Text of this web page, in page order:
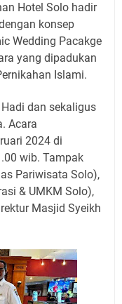
Hotel Solo hadir
konsep
Wedding Pacakge
yang dipadukan
Islami.
dan sekaligus
Acara
2024 di
wib. Tampak
Pariwisata Solo),
& UMKM Solo),
Masjid Syeikh